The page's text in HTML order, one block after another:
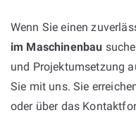
Wenn Sie einen
im Maschinenbau
und Projektumsetzung
Sie mit uns. Sie
oder über das